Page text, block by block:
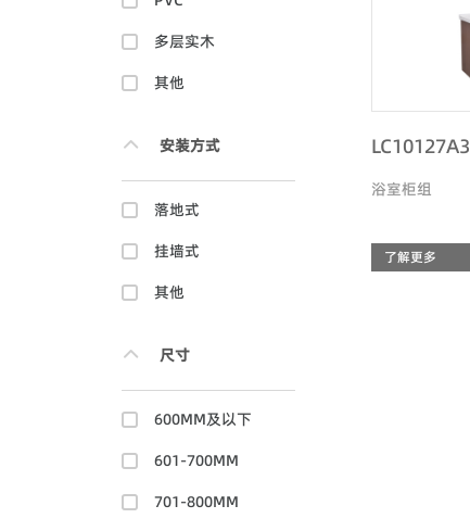
多层实木
其他
安装方式
落地式
挂墙式
其他
尺寸
600MM及以下
601-700MM
701-800MM
LC10127A3
浴室柜组
了解更多